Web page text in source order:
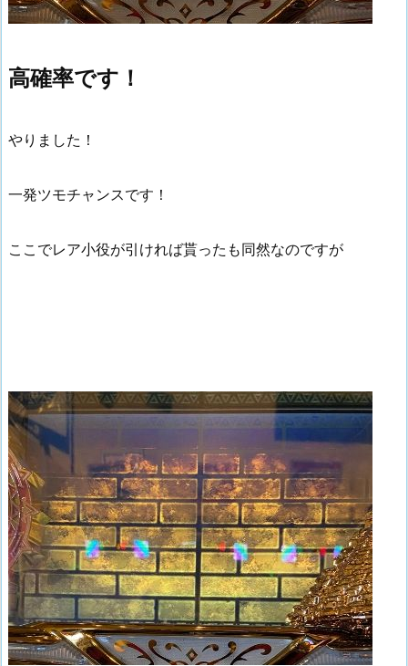
高確率です！
やりました！
一発ツモチャンスです！
ここでレア小役が引ければ貰ったも同然なのですが